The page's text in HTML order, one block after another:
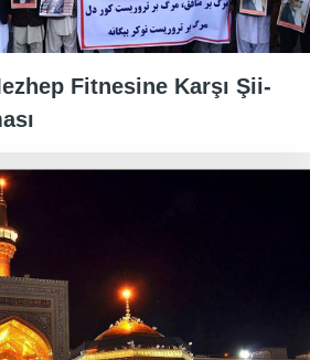
Fitnesine Karşı Şii-